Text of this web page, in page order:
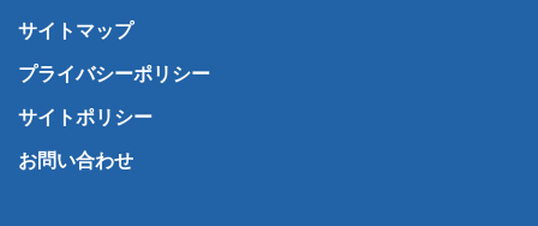
サイトマップ
プライバシーポリシー
サイトポリシー
お問い合わせ